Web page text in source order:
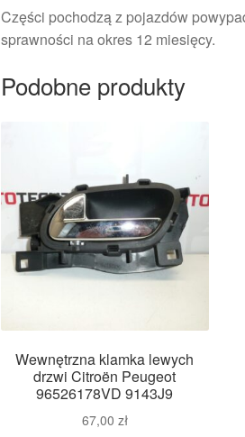
Części pochodzą z pojazdów
sprawności na okres 12 miesięcy.
Podobne produkty
Wewnętrzna klamka lewych
drzwi Citroën Peugeot
96526178VD 9143J9
67,00 zł